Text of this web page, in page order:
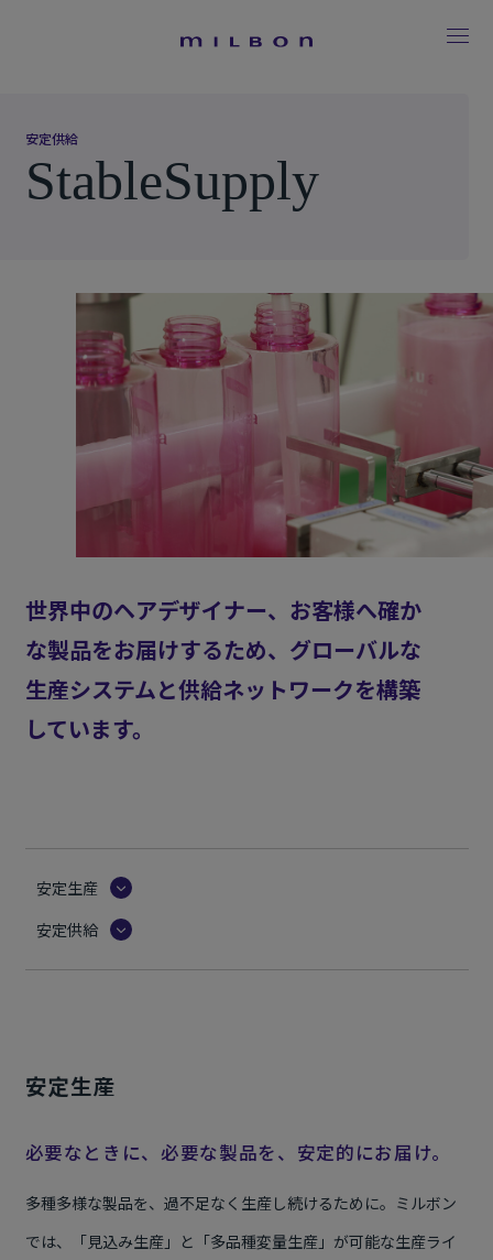
安定供給
StableSupply
世界中のヘアデザイナー、お客様へ確か
な製品をお届けするため、グローバルな
生産システムと供給ネットワークを構築
しています。
安定生産
安定供給
安定生産
必要なときに、必要な製品を、安定的にお届け。
多種多様な製品を、過不足なく生産し続けるために。ミルボン
では、「見込み生産」と「多品種変量生産」が可能な生産ライ